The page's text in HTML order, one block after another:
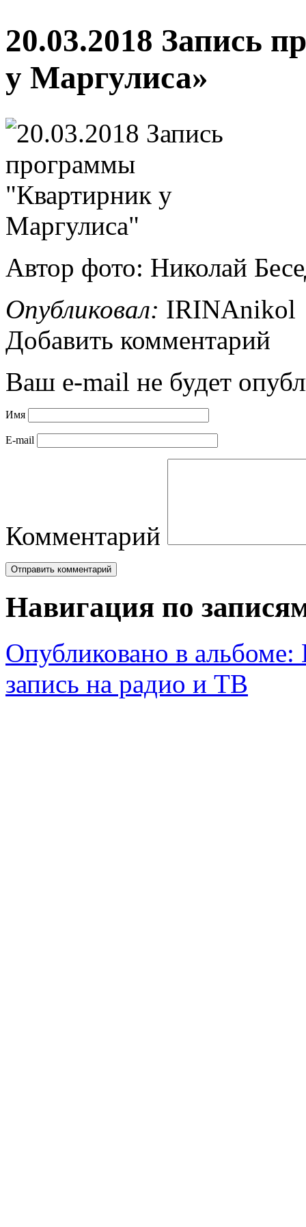
20.03.2018 Запись
у Маргулиса»
Автор фото: Николай
Опубликовал: IRINAnikol
Добавить комментарий
Ваш e-mail не будет
Имя
E-mail
Комментарий
Навигация по
Опубликовано в альбоме:
запись на радио и ТВ